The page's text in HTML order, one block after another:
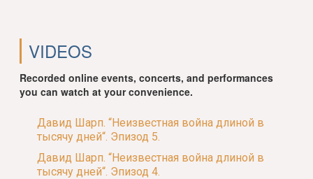
VIDEOS
Recorded online events, concerts, and performances
you can watch at your convenience.
Давид Шарп. “Неизвестная война длиной в
тысячу дней“. Эпизод 5.
Давид Шарп. “Неизвестная война длиной в
тысячу дней“. Эпизод 4.